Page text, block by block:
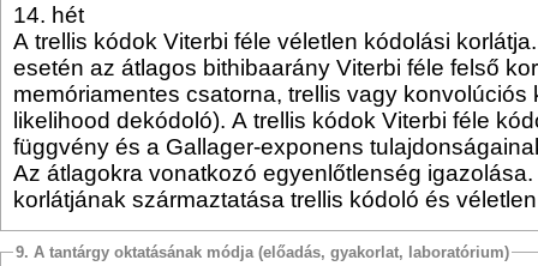
14. hét
A trellis kódok Viterbi féle véletlen kódolási
esetén az átlagos bithibaarány Viterbi féle felső
memóriamentes csatorna, trellis vagy konvolúciós
likelihood dekódoló). A trellis kódok Viterbi féle
függvény és a Gallager-exponens
Az átlagokra vonatkozó egyenlőtlenség
korlátjának származtatása trellis kódoló és
9. A tantárgy oktatásának módja (előadás, gyakorlat, laboratórium)